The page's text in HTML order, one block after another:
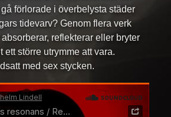
förlorade i överbelysta städer
tidevarv? Genom flera verk
reflekterar eller bryter
ett större utrymme att vara.
med sex stycken.